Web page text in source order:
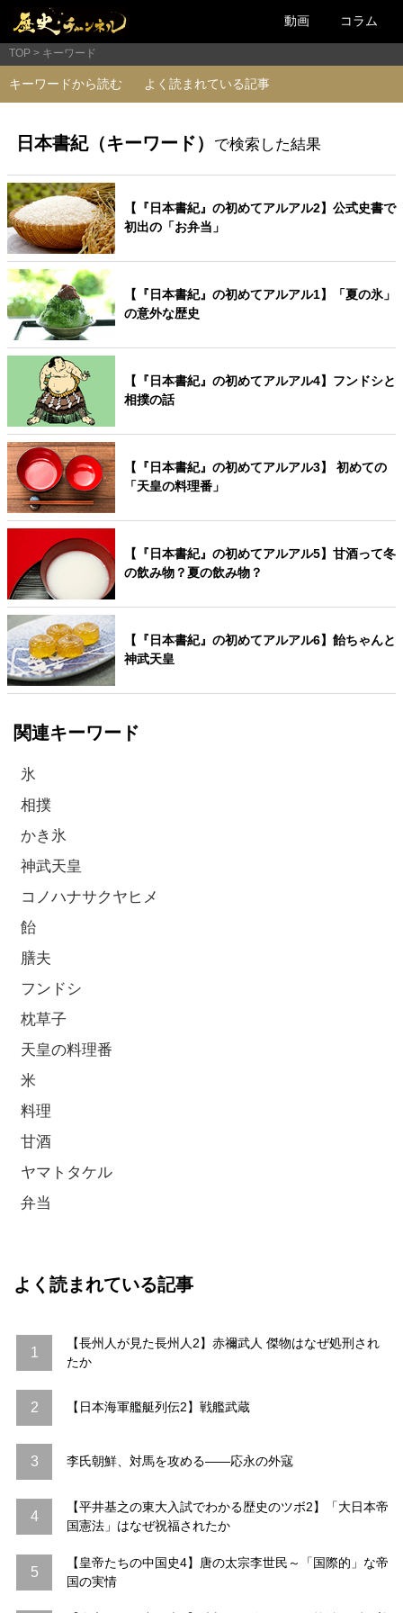
動画 コラム
TOP キーワード
キーワードから読む よく読まれている記事
日本書紀（キーワード） で検索した結果
【『日本書紀』の初めてアルアル2】公式史書で
初出の「お弁当」
【『日本書紀』の初めてアルアル1】「夏の氷」
の意外な歴史
【『日本書紀』の初めてアルアル4】フンドシと
相撲の話
【『日本書紀』の初めてアルアル3】 初めての
「天皇の料理番」
【『日本書紀』の初めてアルアル5】甘酒って冬
の飲み物？夏の飲み物？
【『日本書紀』の初めてアルアル6】飴ちゃんと
神武天皇
関連キーワード
氷
相撲
かき氷
神武天皇
コノハナサクヤヒメ
飴
膳夫
フンドシ
枕草子
天皇の料理番
米
料理
甘酒
ヤマトタケル
弁当
よく読まれている記事
1
【長州人が見た長州人2】赤禰武人 傑物はなぜ処刑され
たか
2 【日本海軍艦艇列伝2】戦艦武蔵
3 李氏朝鮮、対馬を攻める――応永の外寇
4
【平井基之の東大入試でわかる歴史のツボ2】「大日本帝
国憲法」はなぜ祝福されたか
5
【皇帝たちの中国史4】唐の太宗李世民～「国際的」な帝
国の実情